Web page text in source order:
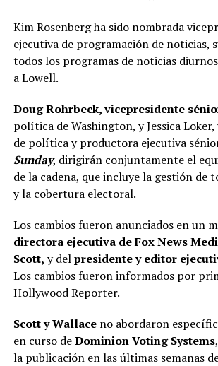
Kim Rosenberg ha sido nombrada
ejecutiva de programación de noticias,
todos los programas de noticias
a Lowell.
Doug Rohrbeck, vicepresidente
política de Washington, y Jessica
de política y productora ejecutiva
Sunday, dirigirán conjuntamente el
de la cadena, que incluye la gestión de
y la cobertura electoral.
Los cambios fueron anunciados en un
directora ejecutiva de Fox News
Scott, y delpresidente y editor
Los cambios fueron informados por
Hollywood Reporter.
Scott y Wallace no abordaron
en curso deDominion Voting Systems
la publicación en las últimas semanas